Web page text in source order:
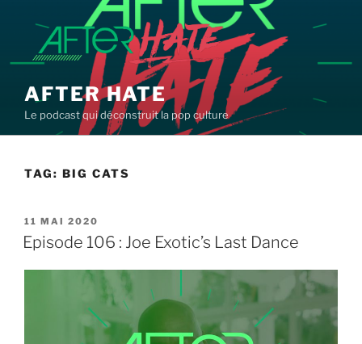
contenu
principal
AFTER HATE
Le podcast qui déconstruit la pop culture
TAG: BIG CATS
PUBLIÉ
LE
11 MAI 2020
Episode 106 : Joe Exotic’s Last Dance